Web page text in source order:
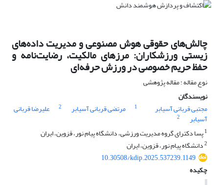
چالش‌های حقوقی هوش مصنوعی و مدیریت داده‌های
زیستی ورزشکاران: مرزهای مالکیت، رضایت‌نامه و
حفظ حریم خصوصی در ورزش حرفه‌ای
نوع مقاله : مقاله پژوهشی
نویسندگان
مجتبی قربانی آسیابر
1 مرتضی قربانی آسیابر 2 علیرضا قربانی
آسیابر
2
1پسا دکترای گروه مدیریت ورزشی، دانشگاه پیام نور، قزوین، ایران
2دانشگاه پیام نور، قزوین، ایران
10.30508/kdip.2025.537239.1149
چکیده